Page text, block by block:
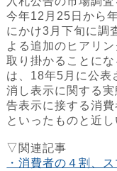
今年12月25日から
にかけ3月下旬に調
よる追加のヒアリ
取り掛かることに
は、18年5月に公表
消し表示に関する
告表示に接する消
といったものと近
▽関連記事
・消費者の４割、